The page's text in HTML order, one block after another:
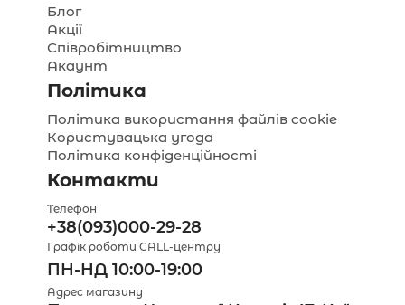
Блог
Акції
Співробітництво
Акаунт
Політика
Політика використання файлів cookie
Користувацька угода
Політика конфіденційності
Контакти
Телефон
+38(093)000-29-28
Графік роботи CALL-центру
ПН-НД 10:00-19:00
Адрес магазину